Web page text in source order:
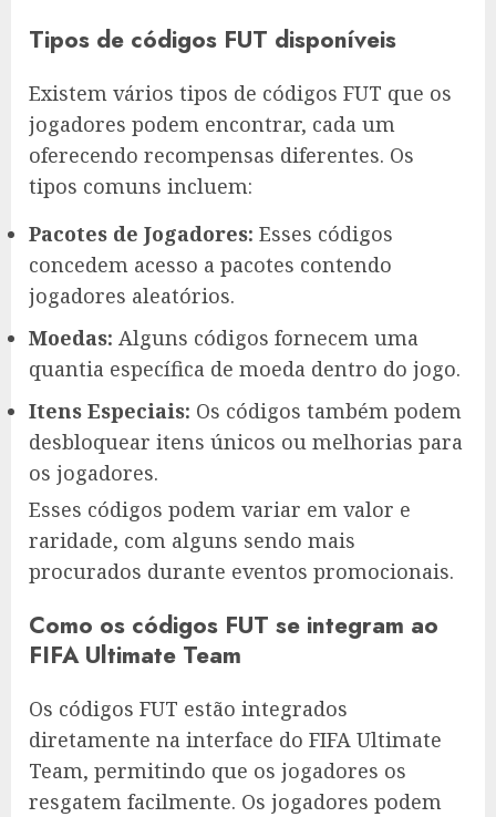
Tipos de códigos FUT disponíveis
Existem vários tipos de códigos FUT que os
jogadores podem encontrar, cada um
oferecendo recompensas diferentes. Os
tipos comuns incluem:
Pacotes de Jogadores: Esses códigos
concedem acesso a pacotes contendo
jogadores aleatórios.
Moedas: Alguns códigos fornecem uma
quantia específica de moeda dentro do jogo.
Itens Especiais: Os códigos também podem
desbloquear itens únicos ou melhorias para
os jogadores.
Esses códigos podem variar em valor e
raridade, com alguns sendo mais
procurados durante eventos promocionais.
Como os códigos FUT se integram ao
FIFA Ultimate Team
Os códigos FUT estão integrados
diretamente na interface do FIFA Ultimate
Team, permitindo que os jogadores os
resgatem facilmente. Os jogadores podem